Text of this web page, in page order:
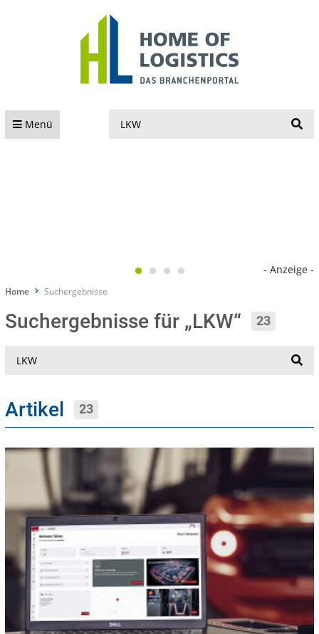
Menü
- Anzeige -
Home Suchergebnisse
Suchergebnisse für „LKW“ 23
Artikel 23